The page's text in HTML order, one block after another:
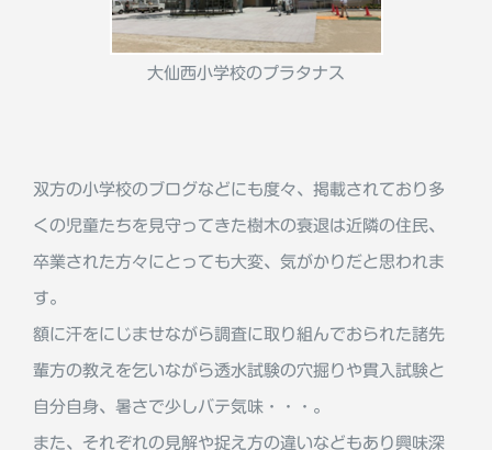
大仙西小学校のプラタナス
双方の小学校のブログなどにも度々、掲載されており多
くの児童たちを見守ってきた樹木の衰退は近隣の住民、
卒業された方々にとっても大変、気がかりだと思われま
す。
額に汗をにじませながら調査に取り組んでおられた諸先
輩方の教えを乞いながら透水試験の穴掘りや貫入試験と
自分自身、暑さで少しバテ気味・・・。
また、それぞれの見解や捉え方の違いなどもあり興味深